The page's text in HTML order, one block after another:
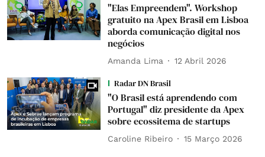
"Elas Empreendem". Workshop
gratuito na Apex Brasil em Lisboa
aborda comunicação digital nos
negócios
Amanda Lima 12 Abril 2026
Radar DN Brasil
"O Brasil está aprendendo com
Portugal" diz presidente da Apex
sobre ecossitema de startups
Caroline Ribeiro 15 Março 2026